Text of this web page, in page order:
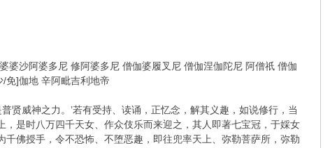
沙阿婆多尼 修阿婆多尼 僧伽婆履叉尼 僧伽涅伽陀尼 阿僧祇 僧伽
免]伽地 辛阿毗吉利地帝
威神之力。’若有受持、读诵，正忆念，解其义趣，如说修行，当
是时八万四千天女、作众伎乐而来迎之，其人即著七宝冠，于婇女
佛授手，令不恐怖、不堕恶趣，即往兜率天上、弥勒菩萨所，弥勒